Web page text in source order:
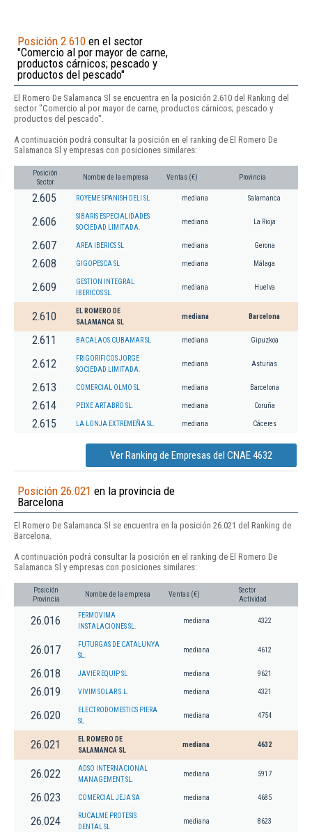
Posición 2.610 en el sector
"Comercio al por mayor de carne,
productos cárnicos; pescado y
productos del pescado"
El Romero De Salamanca Sl se encuentra en la posición 2.610 del Ranking del
sector "Comercio al por mayor de carne, productos cárnicos; pescado y
productos del pescado".
A continuación podrá consultar la posición en el ranking de El Romero De
Salamanca Sl y empresas con posiciones similares:
Posición
Sector
Nombre de la empresa Ventas (€) Provincia
2.605 ROYEME SPANISH DELI SL mediana Salamanca
2.606
SIBARIS ESPECIALIDADES
SOCIEDAD LIMITADA.
mediana La Rioja
2.607 AREA IBERICS SL mediana Gerona
2.608 GIGOPESCA SL mediana Málaga
2.609
GESTION INTEGRAL
IBERICOS SL.
mediana Huelva
2.610
EL ROMERO DE
SALAMANCA SL
mediana Barcelona
2.611 BACALAOS CUBAMAR SL mediana Gipuzkoa
2.612
FRIGORIFICOS JORGE
SOCIEDAD LIMITADA.
mediana Asturias
2.613 COMERCIAL OLMO SL mediana Barcelona
2.614 PEIXE ARTABRO SL. mediana Coruña
2.615 LA LONJA EXTREMEÑA SL. mediana Cáceres
Ver Ranking de Empresas del CNAE 4632
Posición 26.021 en la provincia de
Barcelona
El Romero De Salamanca Sl se encuentra en la posición 26.021 del Ranking de
Barcelona.
A continuación podrá consultar la posición en el ranking de El Romero De
Salamanca Sl y empresas con posiciones similares:
Posición
Provincia
Nombre de la empresa Ventas (€)
Sector
Actividad
26.016
FERMOVIMA
INSTALACIONES SL.
mediana 4322
26.017
FUTURGAS DE CATALUNYA
SL.
mediana 4612
26.018 JAVIER EQUIP SL mediana 9621
26.019 VIVIM SOLAR S.L. mediana 4321
26.020
ELECTRODOMESTICS PIERA
SL
mediana 4754
26.021
EL ROMERO DE
SALAMANCA SL
mediana 4632
26.022
ADSO INTERNACIONAL
MANAGEMENT SL.
mediana 5917
26.023 COMERCIAL JEJA SA mediana 4685
26.024
RUCALME PROTESIS
DENTAL SL
mediana 8623